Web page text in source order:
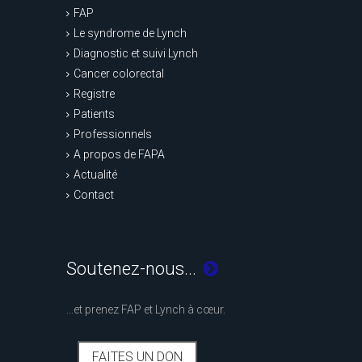
FAP
Le syndrome de Lynch
Diagnostic et suivi Lynch
Cancer colorectal
Registre
Patients
Professionnels
A propos de FAPA
Actualité
Contact
Soutenez-nous...
...et prenez FAP et Lynch à cœur.
FAITES UN DON